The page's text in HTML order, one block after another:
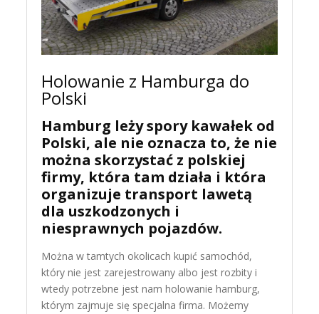
Holowanie z Hamburga do
Polski
Hamburg leży spory kawałek od
Polski, ale nie oznacza to, że nie
można skorzystać z polskiej
firmy, która tam działa i która
organizuje transport lawetą
dla uszkodzonych i
niesprawnych pojazdów.
Można w tamtych okolicach kupić samochód,
który nie jest zarejestrowany albo jest rozbity i
wtedy potrzebne jest nam holowanie hamburg,
którym zajmuje się specjalna firma. Możemy